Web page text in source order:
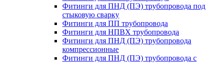
Фитинги для ПНД (ПЭ) трубопровода под
стыковую сварку
Фитинги для ПП трубопровода
Фитинги для НПВХ трубопровода
Фитинги для ПНД (ПЭ) трубопровода
компрессионные
Фитинги для ПНД (ПЭ) трубопровода с